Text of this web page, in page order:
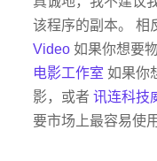
该程序的副本。 相
Video 如果你想要
电影工作室 如果你
影，或者讯连科技
要市场上最容易使